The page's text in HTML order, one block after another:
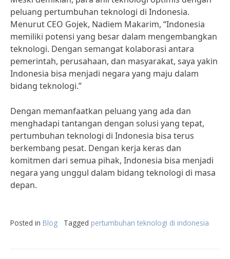
peluang pertumbuhan teknologi di Indonesia.
Menurut CEO Gojek, Nadiem Makarim, “Indonesia
memiliki potensi yang besar dalam mengembangkan
teknologi. Dengan semangat kolaborasi antara
pemerintah, perusahaan, dan masyarakat, saya yakin
Indonesia bisa menjadi negara yang maju dalam
bidang teknologi.”
Dengan memanfaatkan peluang yang ada dan
menghadapi tantangan dengan solusi yang tepat,
pertumbuhan teknologi di Indonesia bisa terus
berkembang pesat. Dengan kerja keras dan
komitmen dari semua pihak, Indonesia bisa menjadi
negara yang unggul dalam bidang teknologi di masa
depan.
Posted in Blog Tagged pertumbuhan teknologi di indonesia